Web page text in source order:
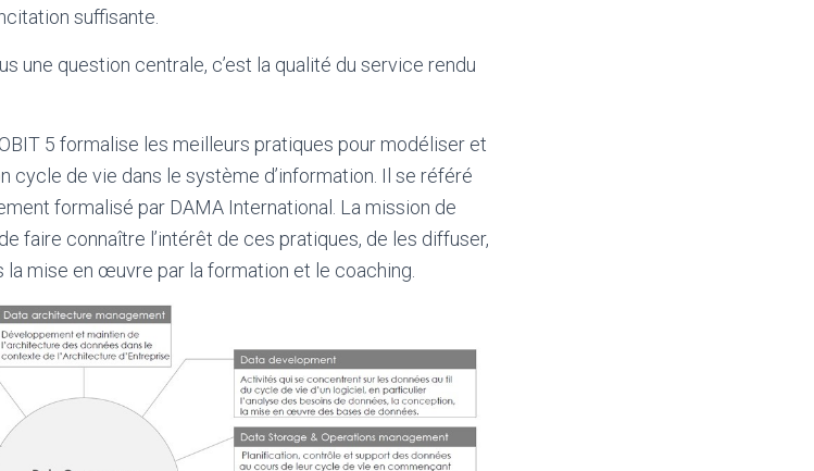
suffisante.
une question centrale, c’est la qualité du service rendu
5 formalise les meilleurs pratiques pour modéliser et
cycle de vie dans le système d’information. Il se référé
formalisé par DAMA International. La mission de
faire connaître l’intérêt de ces pratiques, de les diffuser,
mise en œuvre par la formation et le coaching.